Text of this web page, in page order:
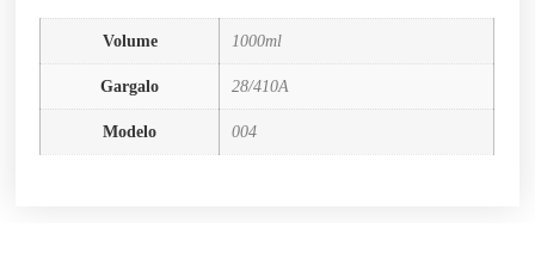
Volume 1000ml
Gargalo 28/410A
Modelo 004